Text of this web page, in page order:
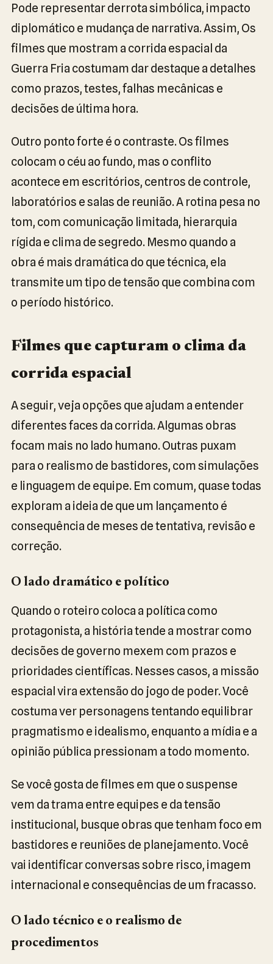
Pode representar derrota simbólica, impacto
diplomático e mudança de narrativa. Assim, Os
filmes que mostram a corrida espacial da
Guerra Fria costumam dar destaque a detalhes
como prazos, testes, falhas mecânicas e
decisões de última hora.
Outro ponto forte é o contraste. Os filmes
colocam o céu ao fundo, mas o conflito
acontece em escritórios, centros de controle,
laboratórios e salas de reunião. A rotina pesa no
tom, com comunicação limitada, hierarquia
rígida e clima de segredo. Mesmo quando a
obra é mais dramática do que técnica, ela
transmite um tipo de tensão que combina com
o período histórico.
Filmes que capturam o clima da
corrida espacial
A seguir, veja opções que ajudam a entender
diferentes faces da corrida. Algumas obras
focam mais no lado humano. Outras puxam
para o realismo de bastidores, com simulações
e linguagem de equipe. Em comum, quase todas
exploram a ideia de que um lançamento é
consequência de meses de tentativa, revisão e
correção.
O lado dramático e político
Quando o roteiro coloca a política como
protagonista, a história tende a mostrar como
decisões de governo mexem com prazos e
prioridades científicas. Nesses casos, a missão
espacial vira extensão do jogo de poder. Você
costuma ver personagens tentando equilibrar
pragmatismo e idealismo, enquanto a mídia e a
opinião pública pressionam a todo momento.
Se você gosta de filmes em que o suspense
vem da trama entre equipes e da tensão
institucional, busque obras que tenham foco em
bastidores e reuniões de planejamento. Você
vai identificar conversas sobre risco, imagem
internacional e consequências de um fracasso.
O lado técnico e o realismo de
procedimentos